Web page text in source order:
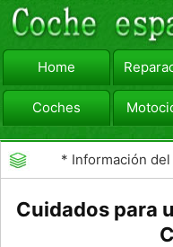
Home
Coches
viajar
* Información
Cuidados para